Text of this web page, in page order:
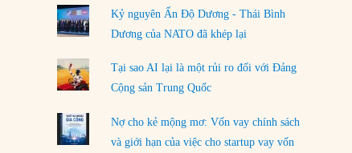
LOAD MORE
Kỷ nguyên Ấn Độ Dương - Thái Bình
Dương của NATO đã khép lại
Tại sao AI lại là một rủi ro đối với Đảng
Cộng sản Trung Quốc
Nợ cho kẻ mộng mơ: Vốn vay chính sách
và giới hạn của việc cho startup vay vốn